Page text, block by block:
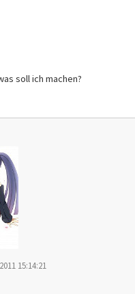
soll ich machen?
15:14:21